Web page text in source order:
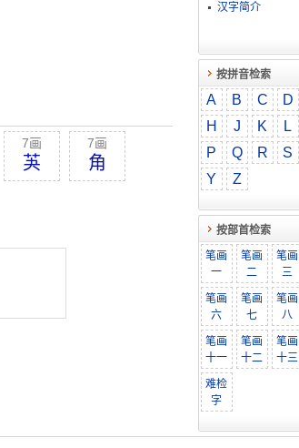
7画
芵
7画
角
汉字简介
按拼音检索
A B C D
H
J K L
P
Q R S
Y
Z
按部首检索
笔画
一
笔画
二
笔画
三
笔画
六
笔画
七
笔画
八
笔画
十一
笔画
十二
笔画
十三
难检
字